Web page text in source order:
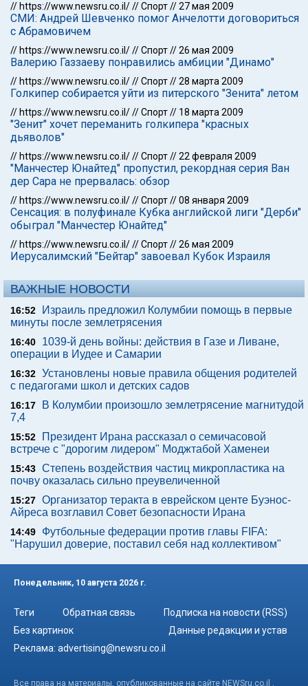
// https://www.newsru.co.il///Спорт//27 мая 2009
СМИ: Андрей Шевченко помог Анчелотти договориться
с Абрамовичем
// https://www.newsru.co.il///Спорт//26 мая 2009
Валерию Газзаеву понравились амбиции "Динамо"
// https://www.newsru.co.il///Спорт//28 марта 2009
Голкипер собирается уйти из питерского "Зенита" летом
// https://www.newsru.co.il///Спорт// 18 марта 2009
"Зенит" хочет переманить голкипера "красных
дьяволов"
// https://www.newsru.co.il///Спорт//22 февраля 2009
"Манчестер Юнайтед" пропустил, рекордная серия Ван
дер Сара не прервалась: обзор
// https://www.newsru.co.il///Спорт//08 января 2009
Сенсация: в полуфинале Кубка английской лиги "Дерби"
обыграл "Манчестер Юнайтед"
// https://www.newsru.co.il///Спорт//26 мая 2009
Иерусалимский "Бейтар" завоевал Кубок Израиля
ВАЖНЫЕ НОВОСТИ
16:52
Израиль предложил Колумбии помощь в первые
минуты после землетрясения
16:40
1039-й день войны: действия в Газе и Ливане,
операции в Иудее и Самарии
16:32 Установлены новые правила общения родителей
с педагогами школ и детских садов
16:17
В Колумбии произошло землетрясение магнитудой
7,4
15:52
Президент Ирана рассказал о семичасовой
встрече с "дорогим лидером" Моджтабой Хаменеи
15:43 Степень воздействия частиц микропластика на
почву оказалась сильно преувеличенной
15:27 Организатор теракта в еврейском центе Буэнос-
Айреса возглавил Совет безопасности Ирана
14:49
Футбольные федерации против главы FIFA:
"Нарушил доверие, поставил себя над коллективом"
Понедельник, 10 августа 2026 г.
Теги Обратная связь
Подписка на новости (RSS)
Без картинок
Данные редакции и устав
Реклама: advertising@newsru.co.il
Все права на материалы, опубликованные на сайте NEWSru.co.il ,